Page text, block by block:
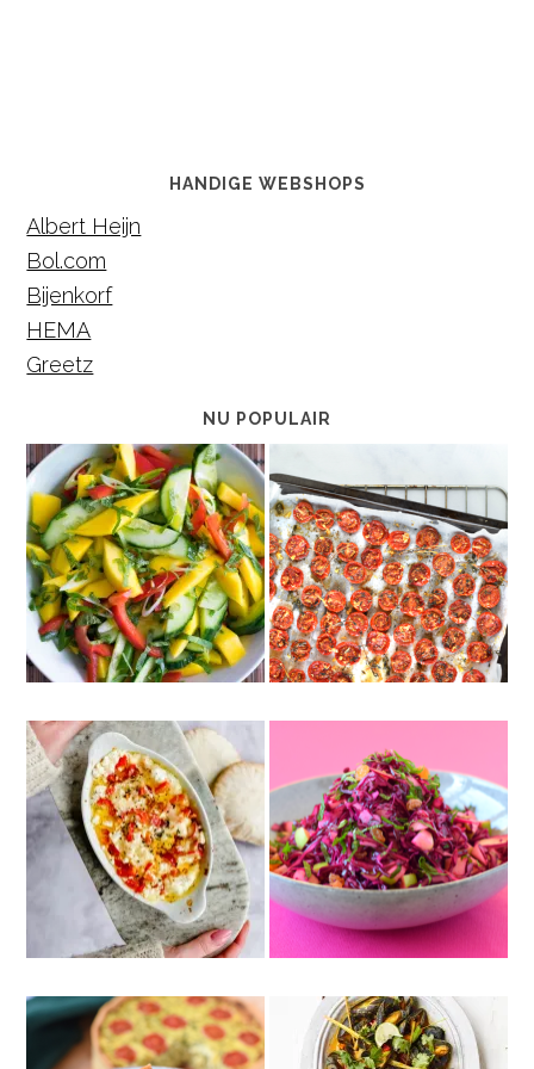
HANDIGE WEBSHOPS
Albert Heijn
Bol.com
Bijenkorf
HEMA
Greetz
NU POPULAIR